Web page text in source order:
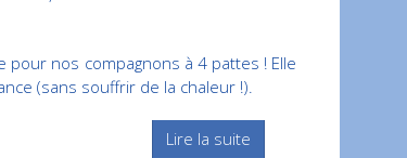
nos compagnons à 4 pattes ! Elle
(sans souffrir de la chaleur !).
Lire la suite